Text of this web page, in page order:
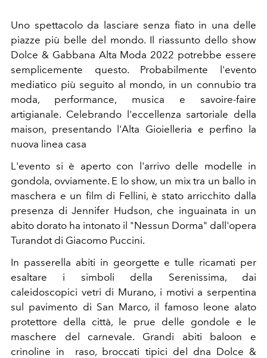
Uno spettacolo da lasciare senza fiato in una delle
piazze più belle del mondo. Il riassunto dello show
Dolce & Gabbana Alta Moda 2022 potrebbe essere
semplicemente questo. Probabilmente l'evento
mediatico più seguito al mondo, in un connubio tra
moda, performance, musica e savoire-faire
artigianale. Celebrando l'eccellenza sartoriale della
maison, presentando l'Alta Gioielleria e perfino la
nuova linea casa
L'evento si è aperto con l'arrivo delle modelle in
gondola, ovviamente. E lo show, un mix tra un ballo in
maschera e un film di Fellini, è stato arricchito dalla
presenza di Jennifer Hudson, che inguainata in un
abito dorato ha intonato il "Nessun Dorma" dall'opera
Turandot di Giacomo Puccini.
In passerella abiti in georgette e tulle ricamati per
esaltare i simboli della Serenissima, dai
caleidoscopici vetri di Murano, i motivi a serpentina
sul pavimento di San Marco, il famoso leone alato
protettore della città, le prue delle gondole e le
maschere del carnevale. Grandi abiti baloon e
crinoline in raso, broccati tipici del dna Dolce &